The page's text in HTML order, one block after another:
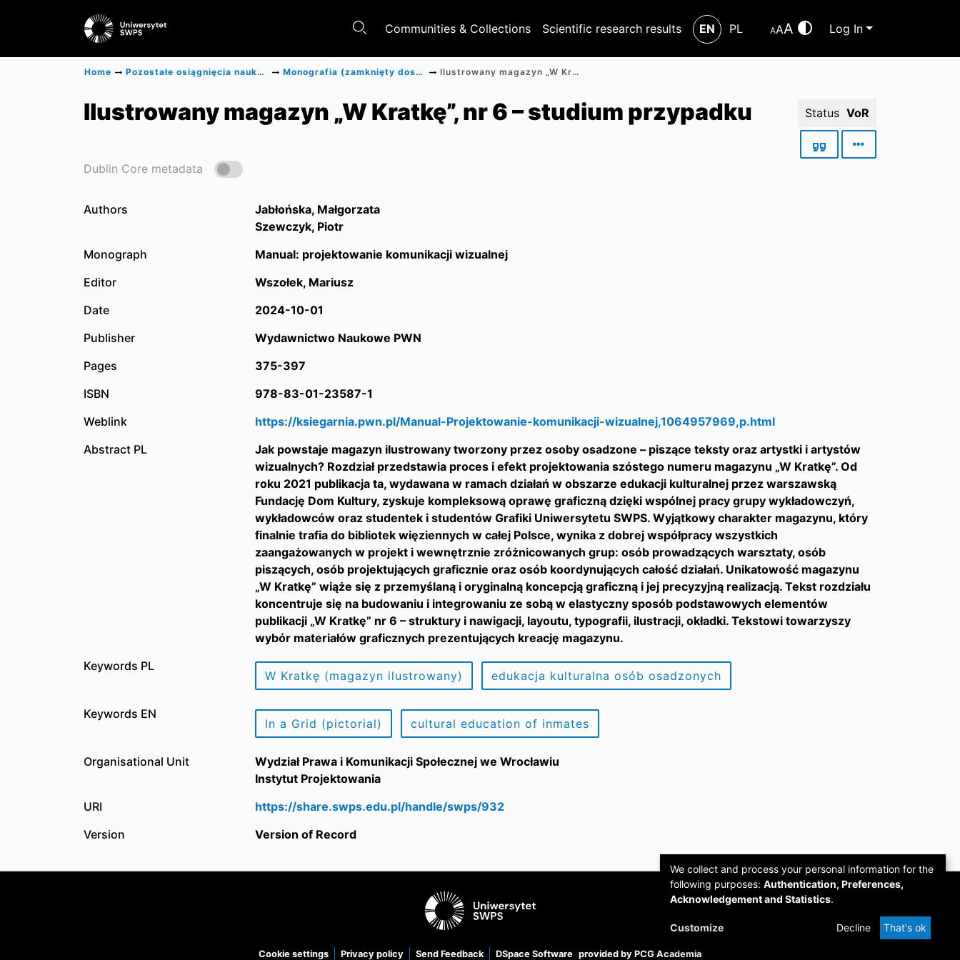
Communities & Collections Scientific research results EN PL AAA Log In
Home Pozostałe osiągnięcia naukowe Monografia (zamknięty dostęp) Ilustrowany magazyn „W Kratkę”, nr 6 – studium przypadku
Ilustrowany magazyn „W Kratkę”, nr 6 – studium przypadku Status VoR
Dublin Core metadata
Authors
Jabłońska, Małgorzata
Szewczyk, Piotr
Monograph
Manual: projektowanie komunikacji wizualnej
Editor
Wszołek, Mariusz
Date
2024-10-01
Publisher
Wydawnictwo Naukowe PWN
Pages
375-397
ISBN
978-83-01-23587-1
Weblink
https://ksiegarnia.pwn.pl/Manual-Projektowanie-komunikacji-wizualnej,1064957969,p.html
Abstract PL
Jak powstaje magazyn ilustrowany tworzony przez osoby osadzone – piszące teksty oraz artystki i artystów
wizualnych? Rozdział przedstawia proces i efekt projektowania szóstego numeru magazynu „W Kratkę”. Od
roku 2021 publikacja ta, wydawana w ramach działań w obszarze edukacji kulturalnej przez warszawską
Fundację Dom Kultury, zyskuje kompleksową oprawę graficzną dzięki wspólnej pracy grupy wykładowczyń,
wykładowców oraz studentek i studentów Grafiki Uniwersytetu SWPS. Wyjątkowy charakter magazynu, który
finalnie trafia do bibliotek więziennych w całej Polsce, wynika z dobrej współpracy wszystkich
zaangażowanych w projekt i wewnętrznie zróżnicowanych grup: osób prowadzących warsztaty, osób
piszących, osób projektujących graficznie oraz osób koordynujących całość działań. Unikatowość magazynu
„W Kratkę” wiąże się z przemyślaną i oryginalną koncepcją graficzną i jej precyzyjną realizacją. Tekst rozdziału
koncentruje się na budowaniu i integrowaniu ze sobą w elastyczny sposób podstawowych elementów
publikacji „W Kratkę” nr 6 – struktury i nawigacji, layoutu, typografii, ilustracji, okładki. Tekstowi towarzyszy
wybór materiałów graficznych prezentujących kreację magazynu.
Keywords PL
W Kratkę (magazyn ilustrowany) edukacja kulturalna osób osadzonych
Keywords EN
In a Grid (pictorial) cultural education of inmates
Organisational Unit
Wydział Prawa i Komunikacji Społecznej we Wrocławiu
Instytut Projektowania
URI
https://share.swps.edu.pl/handle/swps/932
Version
Version of Record
Cookie settings Privacy policy Send Feedback DSpace Software provided by PCG Academia
We collect and process your personal information for the
following purposes: Authentication, Preferences,
Acknowledgement and Statistics.
Customize Decline That's ok